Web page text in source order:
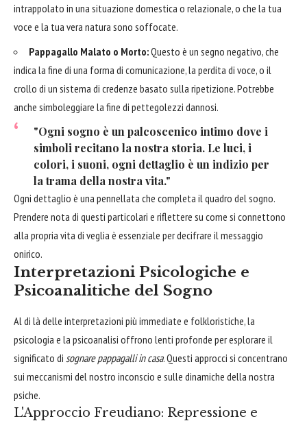
intrappolato in una situazione domestica o relazionale, o che la tua
voce e la tua vera natura sono soffocate.
Pappagallo Malato o Morto:Questo è un segno negativo, che
indica la fine di una forma di comunicazione, la perdita di voce, o il
crollo di un sistema di credenze basato sulla ripetizione. Potrebbe
anche simboleggiare la fine di pettegolezzi dannosi.
"Ogni sogno è un palcoscenico intimo dove i
simboli recitano la nostra storia. Le luci, i
colori, i suoni, ogni dettaglio è un indizio per
la trama della nostra vita."
Ogni dettaglio è una pennellata che completa il quadro del sogno.
Prendere nota di questi particolari e riflettere su come si connettono
alla propria vita di veglia è essenziale per decifrare il messaggio
onirico.
Interpretazioni Psicologiche e
Psicoanalitiche del Sogno
Al di là delle interpretazioni più immediate e folkloristiche, la
psicologia e la psicoanalisi offrono lenti profonde per esplorare il
significato di sognare pappagalli in casa. Questi approcci si concentrano
sui meccanismi del nostro inconscio e sulle dinamiche della nostra
psiche.
L'Approccio Freudiano: Repressione e